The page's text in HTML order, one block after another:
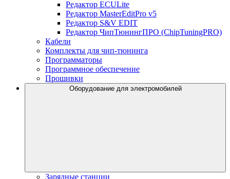
Редактор ECULite
Редактор MasterEditPro v5
Редактор S&V EDIT
Редактор ЧипТюнингПРО (ChipTuningPRO)
Кабели
Комплекты для чип-тюнинга
Программаторы
Программное обеспечение
Прошивки
Оборудование для электромобилей
Зарядные станции